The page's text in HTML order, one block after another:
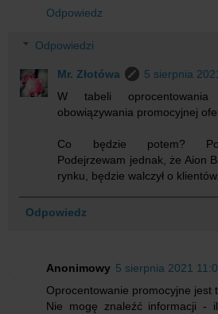
Odpowiedz
Odpowiedzi
Mr. Złotówa
5 sierpnia
W tabeli
obowiązywania promocyjnej
Co będzie potem?
Podejrzewam jednak, że Aion
rynku, będzie walczył o klientów.
Odpowiedz
Anonimowy 5 sierpnia 2021
Oprocentowanie promocyjne jest
Nie mogę znaleźć informacji -